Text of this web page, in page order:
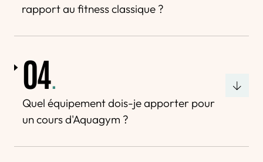
rapport au fitness classique ?
04.
Quel équipement dois-je apporter pour
un cours d'Aquagym ?